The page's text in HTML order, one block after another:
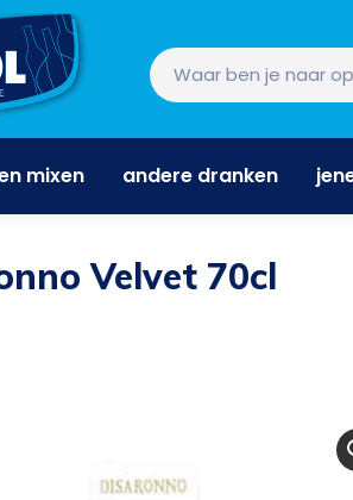
mixen andere dranken
Velvet 70cl
mixen